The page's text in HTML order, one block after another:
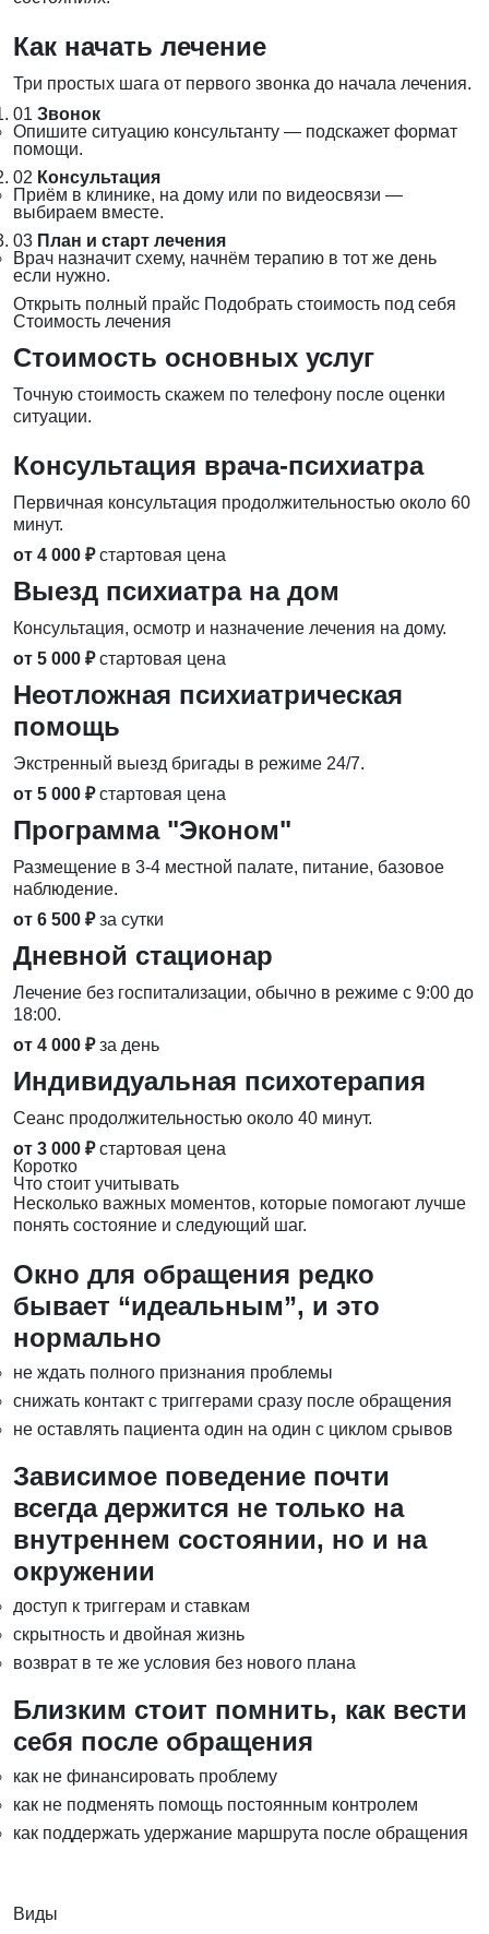
Как начать лечение
Три простых шага от первого звонка до начала лечения.
01 Звонок
Опишите ситуацию консультанту — подскажет формат
помощи.
02 Консультация
Приём в клинике, на дому или по видеосвязи —
выбираем вместе.
03 План и старт лечения
Врач назначит схему, начнём терапию в тот же день
если нужно.
Открыть полный прайс Подобрать стоимость под себя
Стоимость лечения
Стоимость основных услуг
Точную стоимость скажем по телефону после оценки
ситуации.
Консультация врача-психиатра
Первичная консультация продолжительностью около 60
минут.
от 4 000 ₽ стартовая цена
Выезд психиатра на дом
Консультация, осмотр и назначение лечения на дому.
от 5 000 ₽ стартовая цена
Неотложная психиатрическая
помощь
Экстренный выезд бригады в режиме 24/7.
от 5 000 ₽ стартовая цена
Программа "Эконом"
Размещение в 3-4 местной палате, питание, базовое
наблюдение.
от 6 500 ₽ за сутки
Дневной стационар
Лечение без госпитализации, обычно в режиме с 9:00 до
18:00.
от 4 000 ₽ за день
Индивидуальная психотерапия
Сеанс продолжительностью около 40 минут.
от 3 000 ₽ стартовая цена
Коротко
Что стоит учитывать
Несколько важных моментов, которые помогают лучше
понять состояние и следующий шаг.
Окно для обращения редко
бывает “идеальным”, и это
нормально
не ждать полного признания проблемы
снижать контакт с триггерами сразу после обращения
не оставлять пациента один на один с циклом срывов
Зависимое поведение почти
всегда держится не только на
внутреннем состоянии, но и на
окружении
доступ к триггерам и ставкам
скрытность и двойная жизнь
возврат в те же условия без нового плана
Близким стоит помнить, как вести
себя после обращения
как не финансировать проблему
как не подменять помощь постоянным контролем
как поддержать удержание маршрута после обращения
Виды